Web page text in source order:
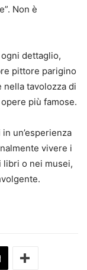
Non è
dettaglio,
pittore parigino
nella tavolozza di
più famose.
un’esperienza
vivere i
libri o nei musei,